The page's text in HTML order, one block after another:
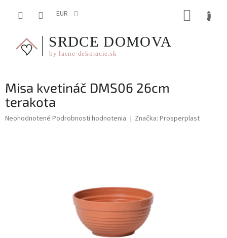
EUR
Misa kvetináč DMS06 26cm
terakota
Priemerné
Neohodnotené Podrobnosti hodnotenia Značka: Prosperplast